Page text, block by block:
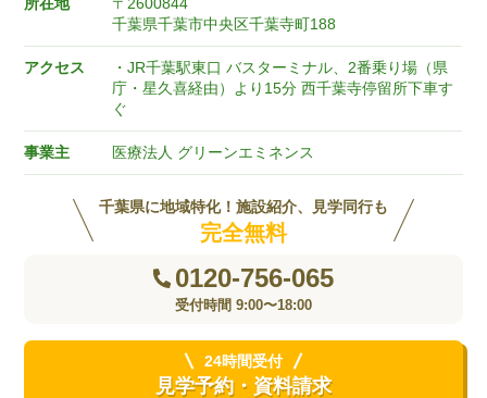
千葉県千葉市中央区千葉寺町188
アクセス
・JR千葉駅東口 バスターミナル、2番乗り場（県
庁・星久喜経由）より15分 西千葉寺停留所下車す
ぐ
事業主 医療法人 グリーンエミネンス
千葉県に地域特化！施設紹介、見学同行も
完全無料
0120-756-065
受付時間 9:00〜18:00
24時間受付
見学予約・資料請求